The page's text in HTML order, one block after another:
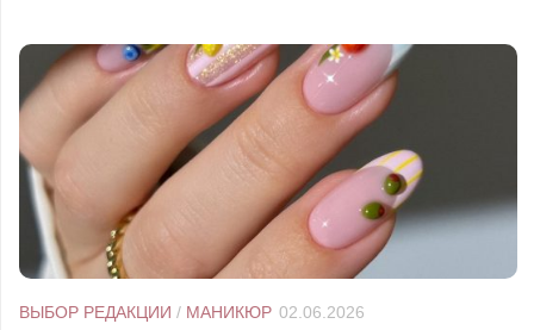
ВЫБОР РЕДАКЦИИ / МАНИКЮР 02.06.2026